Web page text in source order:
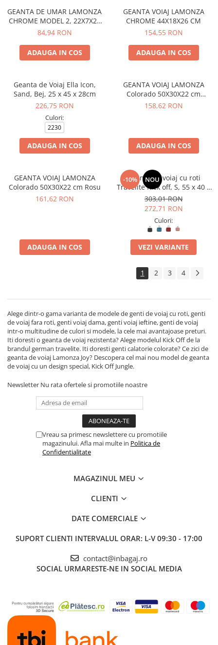
GEANTA DE UMAR LAMONZA
CHROME MODEL 2, 22X7X25
CM, GRI
84,94 RON
ADAUGA IN COS
GEANTA VOIAJ LAMONZA
CHROME 44X18X26 CM
154,55 RON
ADAUGA IN COS
Geanta de Voiaj Ella Icon,
Sand, Bej, 25 x 45 x 28cm
226,75 RON
Culori:
2230
ADAUGA IN COS
GEANTA VOIAJ LAMONZA
Colorado 50X30X22 cm
Albastru
158,62 RON
ADAUGA IN COS
GEANTA VOIAJ LAMONZA
Colorado 50X30X22 cm Rosu
161,62 RON
ADAUGA IN COS
-10% NOU
Geanta de voiaj cu roti
Travelite Kick off, S, 55 x 40 x
20 cm
303,01 RON
272,71 RON
Culori:
VEZI VARIANTE
1 2 3 4
Alege dintr-o gama varianta de modele de genti de voiaj cu roti, genti
de voiaj fara roti, genti voiaj dama, genti voiaj ieftine, genti de voiaj
intr-o multitudine de culori si modele, la cele mai avantajoase preturi.
Iti doresti o geanta de voiaj rezistenta? Alege modelul Kick Off de la
brandul german travelite. Iti doresti genti calatorie colorate? Ce zici de
geanta de voiaj Lamonza Joy? Descopera cel mai nou model de geanta
de voiaj cu un design special, Kick Off Jungle.
Newsletter Nu rata ofertele si promotiile noastre
Vreau sa primesc newslettere cu promotiile
magazinului. Afla mai multe in Politica de
Confidentialitate
MAGAZINUL MEU
CLIENTI
DATE COMERCIALE
SUPORT CLIENTI INTERVALUL ORAR: L-V 09:30 - 17:00
contact@inbagaj.ro
SOCIAL URMARESTE-NE IN SOCIAL MEDIA